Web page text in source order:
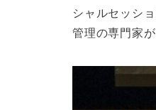
シャルセッシ
管理の専門家